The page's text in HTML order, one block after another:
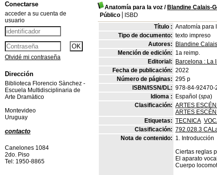
Anatomía para la voz / Blandine Calais-
Público
ISBD
Título : Anatomía para
Tipo de documento: texto impreso
Autores:
Blandine
Mención de edición: 1a reimp.
Editorial:
Barcelona : La
Fecha de publicación: 2022
Número de páginas: 295 p
ISBN/ISSN/DL: 978-84-92470-
Idioma :
Español (spa)
Clasificación: ARTES
ARTES
Etiquetas: TECNICA
Clasificación: 792.028.3
Nota de contenido: 1. Introducción
Ciertas reglas
El aparato
Cuerpo
Conectarse
acceder a su cuenta de
usuario
Olvidé mi contraseña
Dirección
Biblioteca Florencio Sànchez -
Escuela Multidisciplinaria de
Arte Dramàtico
Montevideo
Uruguay
contacto
Canelones 1084
2do. Piso
Tel: 1950-8865